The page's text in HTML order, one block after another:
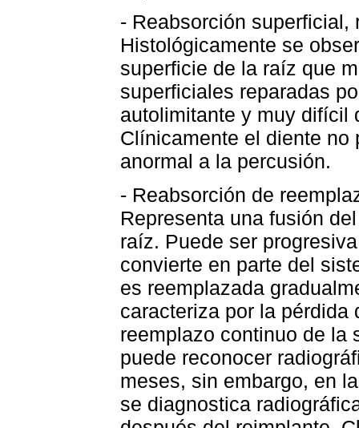
- Reabsorción superficial,
Histológicamente se
superficie de la raíz que
superficiales reparadas
autolimitante y muy difícil
Clínicamente el diente no
anormal a la percusión.
- Reabsorción de
Representa una fusión
raíz. Puede ser
convierte en parte del
es reemplazada
caracteriza por la
reemplazo continuo de la
puede reconocer
meses, sin embargo, en
se diagnostica